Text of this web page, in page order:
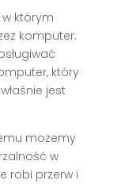
którym
komputer.
który
jest
możemy
w
robi przerw i